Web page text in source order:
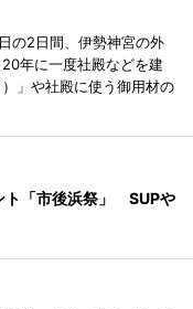
の2日間、伊勢神宮の外
年に一度社殿などを建
」や社殿に使う御用材の
ト「市後浜祭」 SUPや